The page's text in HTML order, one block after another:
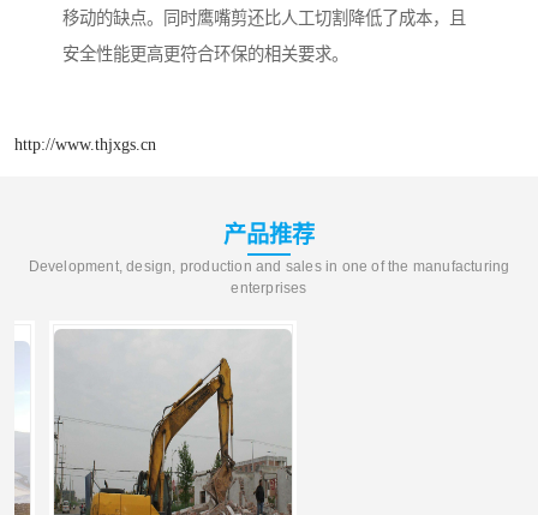
移动的缺点。同时鹰嘴剪还比人工切割降低了成本，且
安全性能更高更符合环保的相关要求。
http://www.thjxgs.cn
产品推荐
Development, design, production and sales in one of the manufacturing
enterprises